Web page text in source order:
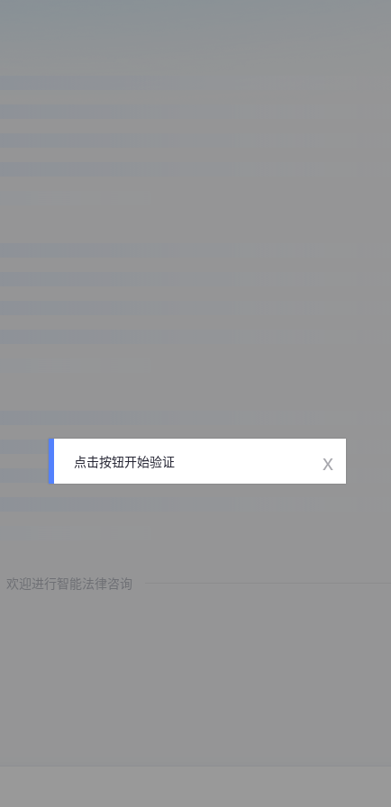
欢迎进行智能法律咨询
点击按钮开始验证 x